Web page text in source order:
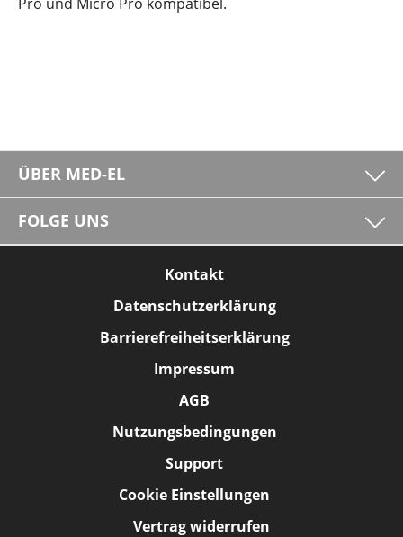
ÜBER MED-EL
FOLGE UNS
Kontakt
Datenschutzerklärung
Barrierefreiheitserklärung
Impressum
AGB
Nutzungsbedingungen
Support
Cookie Einstellungen
Vertrag widerrufen